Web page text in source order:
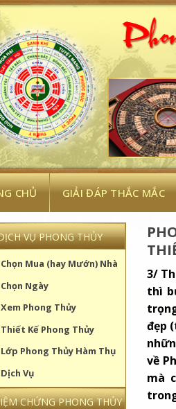
CHỦ GIẢI ĐÁP THẮC MẮC
VỤ PHONG THỦY
Chọn Mua (hay Mướn) Nhà
Chọn Ngày
Xem Phong Thủy
Thiết Kế Phong Thủy
Lớp Phong Thủy Hàm Thụ
Dịch Vụ
CHỨNG PHONG THỦY
3/
thì
đẹp
về
mà